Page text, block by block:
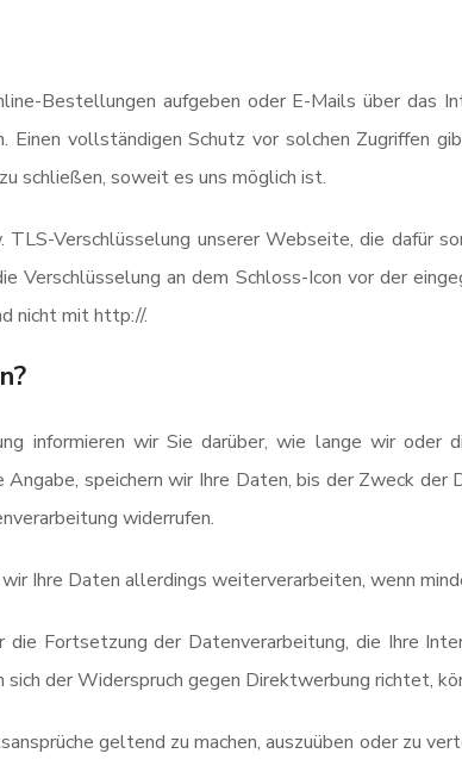
Bestellungen aufgeben oder E-Mails über das
vollständigen Schutz vor solchen Zugriffen
schließen, soweit es uns möglich ist.
TLS-Verschlüsselung unserer Webseite, die dafür
Verschlüsselung an dem Schloss-Icon vor der
nicht mit http://.
informieren wir Sie darüber, wie lange wir oder
speichern wir Ihre Daten, bis der Zweck
widerrufen.
Ihre Daten allerdings weiterverarbeiten, wenn
Fortsetzung der Datenverarbeitung, die Ihre
der Widerspruch gegen Direktwerbung richtet,
geltend zu machen, auszuüben oder zu